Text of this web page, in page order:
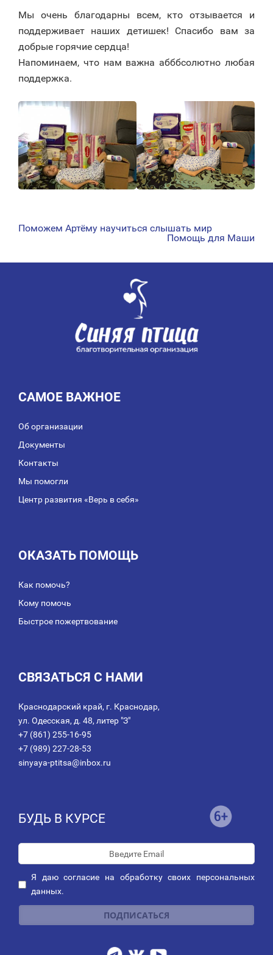
Мы очень благодарны всем, кто отзывается и
поддерживает наших детишек! Спасибо вам за
добрые горячие сердца!
Напоминаем, что нам важна абббсолютно любая
поддержка.
НАВИГАЦИЯ
Поможем Артёму научиться слышать мир
Помощь для Маши
САМОЕ ВАЖНОЕ
Об организации
Документы
Контакты
Мы помогли
Центр развития «Верь в себя»
ОКАЗАТЬ ПОМОЩЬ
Как помочь?
Кому помочь
Быстрое пожертвование
СВЯЗАТЬСЯ С НАМИ
Краснодарский край, г. Краснодар,
ул. Одесская, д. 48, литер "З"
+7 (861) 255-16-95
+7 (989) 227-28-53
sinyaya-ptitsa@inbox.ru
БУДЬ В КУРСЕ
Я даюсогласие на обработку своих персональных
данных.